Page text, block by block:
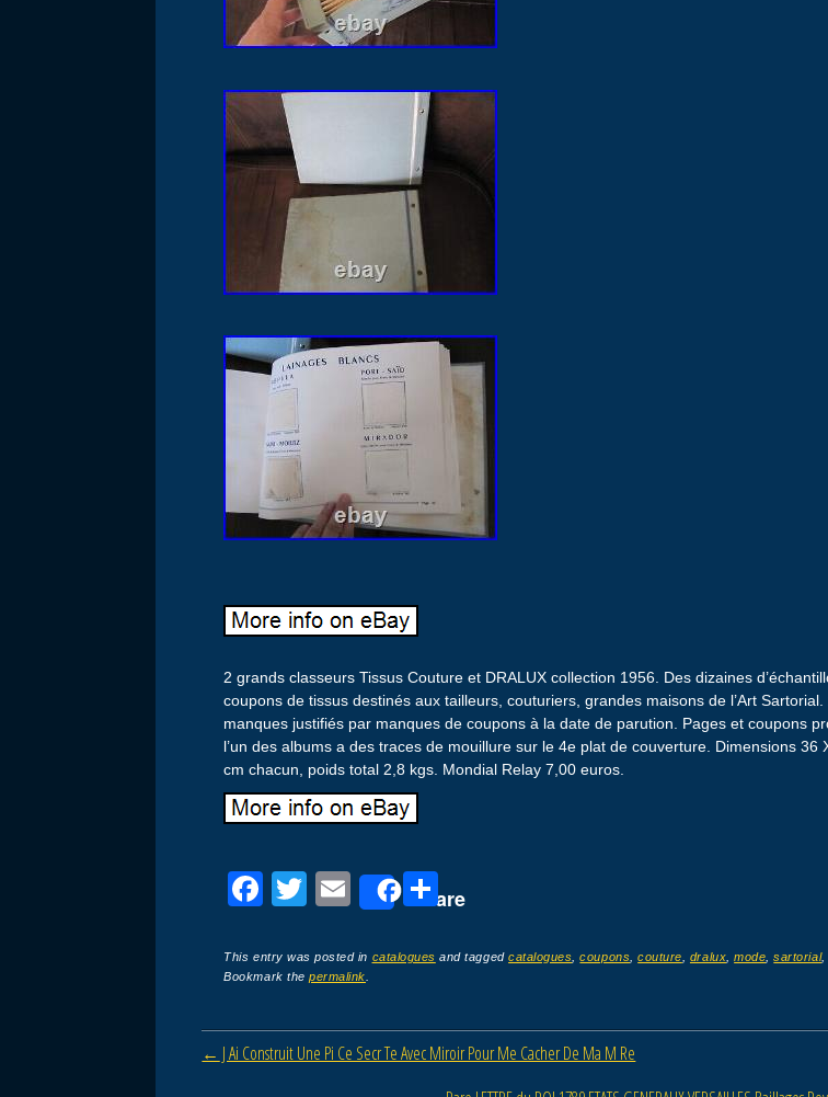
2 grands classeurs Tissus Couture et DRALUX collection 1956. Des dizaines
coupons de tissus destinés aux tailleurs, couturiers, grandes maisons de l’Art Sartorial.
manques justifiés par manques de coupons à la date de parution. Pages et coupons
l’un des albums a des traces de mouillure sur le 4e plat de couverture. Dimensions 36
cm chacun, poids total 2,8 kgs. Mondial Relay 7,00 euros.
F
c
e
b
o
T
tt
er
E
ail
Share
P
ta
er
This entry was posted in catalogues and taggedcatalogues ,coupons ,couture dralux ,mode ,sartorial
Bookmark thepermalink
Post navigation
← J Ai Construit Une Pi Ce Secr Te Avec Miroir Pour Me Cacher De Ma M Re